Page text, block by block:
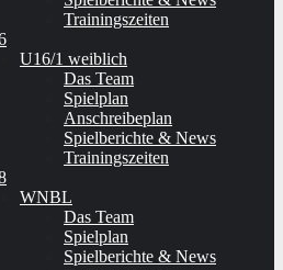
Trainingszeiten
U16/1 weiblich
Das Team
Spielplan
Anschreibeplan
Spielberichte & News
Trainingszeiten
WNBL
Das Team
Spielplan
Spielberichte & News